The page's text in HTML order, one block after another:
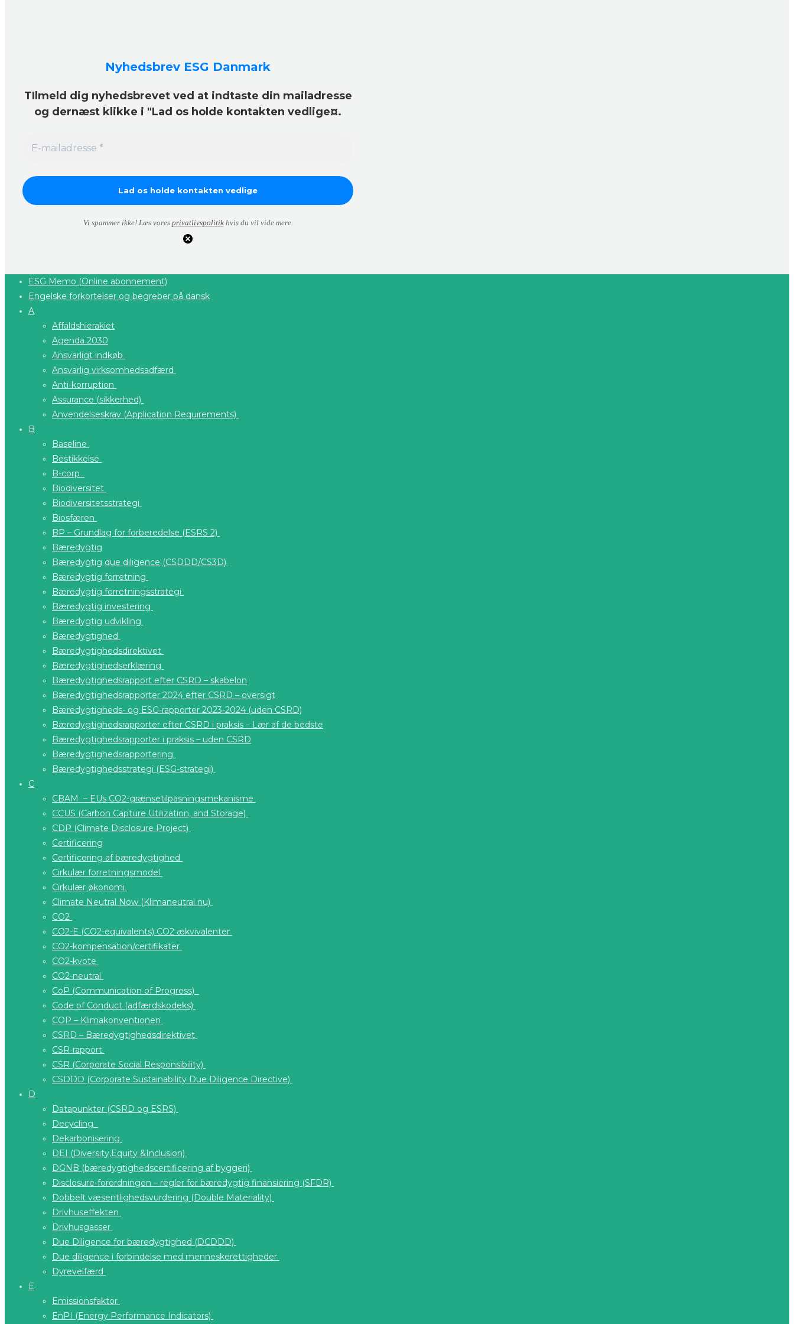
Nyhedsbrev ESG Danmark
TIlmeld dig nyhedsbrevet ved at indtaste din mailadresse
og dernæst klikke i "Lad os holde kontakten vedlige¤.
Vi spammer ikke! Læs vores privatlivspolitikhvis du vil vide mere.
ESG Memo (Online abonnement)
Engelske forkortelser og begreber på dansk
A
Affaldshierakiet
Agenda 2030
Ansvarligt indkøb
Ansvarlig virksomhedsadfærd
Anti-korruption
Assurance (sikkerhed)
Anvendelseskrav (Application Requirements)
B
Baseline
Bestikkelse
B-corp
Biodiversitet
Biodiversitetsstrategi
Biosfæren
BP – Grundlag for forberedelse (ESRS 2)
Bæredygtig
Bæredygtig due diligence (CSDDD/CS3D)
Bæredygtig forretning
Bæredygtig forretningsstrategi
Bæredygtig investering
Bæredygtig udvikling
Bæredygtighed
Bæredygtighedsdirektivet
Bæredygtighedserklæring
Bæredygtighedsrapport efter CSRD – skabelon
Bæredygtighedsrapporter 2024 efter CSRD – oversigt
Bæredygtigheds- og ESG-rapporter 2023-2024 (uden CSRD)
Bæredygtighedsrapporter efter CSRD i praksis – Lær af de bedste
Bæredygtighedsrapporter i praksis – uden CSRD
Bæredygtighedsrapportering
Bæredygtighedsstrategi (ESG-strategi)
C
CBAM – EUs CO2-grænsetilpasningsmekanisme
CCUS (Carbon Capture Utilization, and Storage)
CDP (Climate Disclosure Project)
Certificering
Certificering af bæredygtighed
Cirkulær forretningsmodel
Cirkulær økonomi
Climate Neutral Now (Klimaneutral nu)
CO2
CO2-E (CO2-equivalents) CO2 ækvivalenter
CO2-kompensation/certifikater
CO2-kvote
CO2-neutral
CoP (Communication of Progress)
Code of Conduct (adfærdskodeks)
COP – Klimakonventionen
CSRD – Bæredygtighedsdirektivet
CSR-rapport
CSR (Corporate Social Responsibility)
CSDDD (Corporate Sustainability Due Diligence Directive)
D
Datapunkter (CSRD og ESRS)
Decycling
Dekarbonisering
DEI (Diversity,Equity &Inclusion)
DGNB (bæredygtighedscertificering af byggeri)
Disclosure-forordningen – regler for bæredygtig finansiering (SFDR)
Dobbelt væsentlighedsvurdering (Double Materiality)
Drivhuseffekten
Drivhusgasser
Due Diligence for bæredygtighed (DCDDD)
Due diligence i forbindelse med menneskerettigheder
Dyrevelfærd
E
Emissionsfaktor
EnPI (Energy Performance Indicators)